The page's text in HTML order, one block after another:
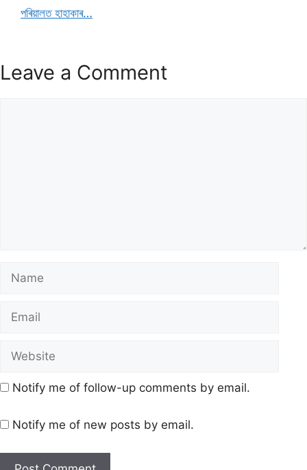
পৰিয়ালত হাহাকাৰ…
Leave a Comment
Notify me of follow-up comments by email.
Notify me of new posts by email.